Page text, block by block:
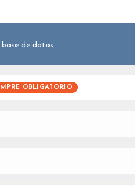
de datos.
OBLIGATORIO